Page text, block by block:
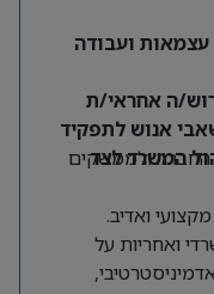
ועבודה
ה אחראי/ת
אנוש לתפקיד
המשרד לצד
החברה ולממשקים
ואדיב.
ואחריות על